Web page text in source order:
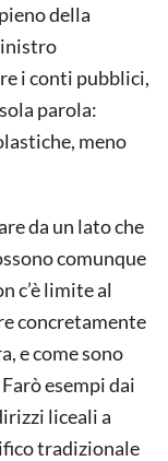
della
i conti pubblici,
parola:
meno
da un lato che
comunque
c’è limite al
concretamente
e come sono
esempi dai
liceali a
tradizionale